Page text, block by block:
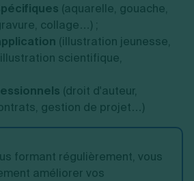
(aquarelle, gouache,
collage…) ;
(illustration jeunesse,
scientifique,
(droit d'auteur,
gestion de projet…)
formant régulièrement, vous
améliorer vos